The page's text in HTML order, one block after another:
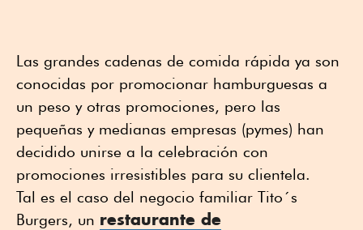
Las grandes cadenas de comida rápida ya son
conocidas por promocionar hamburguesas a
un peso y otras promociones, pero las
pequeñas y medianas empresas (pymes) han
decidido unirse a la celebración con
promociones irresistibles para su clientela.
Tal es el caso del negocio familiar Tito´s
Burgers, un restaurante de